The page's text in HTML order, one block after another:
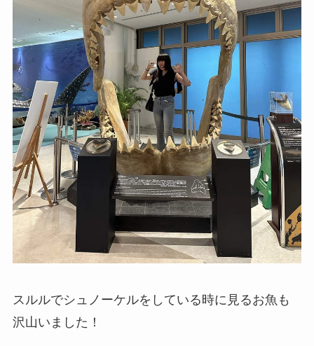
スルルでシュノーケルをしている時に見るお魚も
沢山いました！